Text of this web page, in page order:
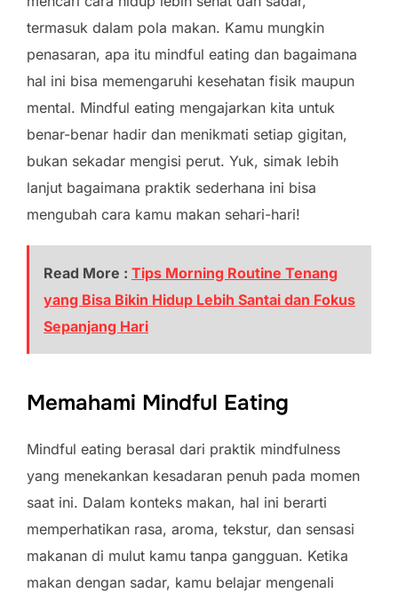
termasuk dalam pola makan. Kamu mungkin
penasaran, apa itu mindful eating dan bagaimana
hal ini bisa memengaruhi kesehatan fisik maupun
mental. Mindful eating mengajarkan kita untuk
benar-benar hadir dan menikmati setiap gigitan,
bukan sekadar mengisi perut. Yuk, simak lebih
lanjut bagaimana praktik sederhana ini bisa
mengubah cara kamu makan sehari-hari!
Read More : Tips Morning Routine Tenang
yang Bisa Bikin Hidup Lebih Santai dan Fokus
Sepanjang Hari
Memahami Mindful Eating
Mindful eating berasal dari praktik mindfulness
yang menekankan kesadaran penuh pada momen
saat ini. Dalam konteks makan, hal ini berarti
memperhatikan rasa, aroma, tekstur, dan sensasi
makanan di mulut kamu tanpa gangguan. Ketika
makan dengan sadar, kamu belajar mengenali